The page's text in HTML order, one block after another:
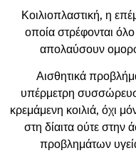
Κοιλιοπλαστική, η
οποία στρέφονται
απολαύσουν
Αισθητικά
υπέρμετρη
κρεμάμενη κοιλιά, όχι
στη δίαιτα ούτε στην
προβλημάτων